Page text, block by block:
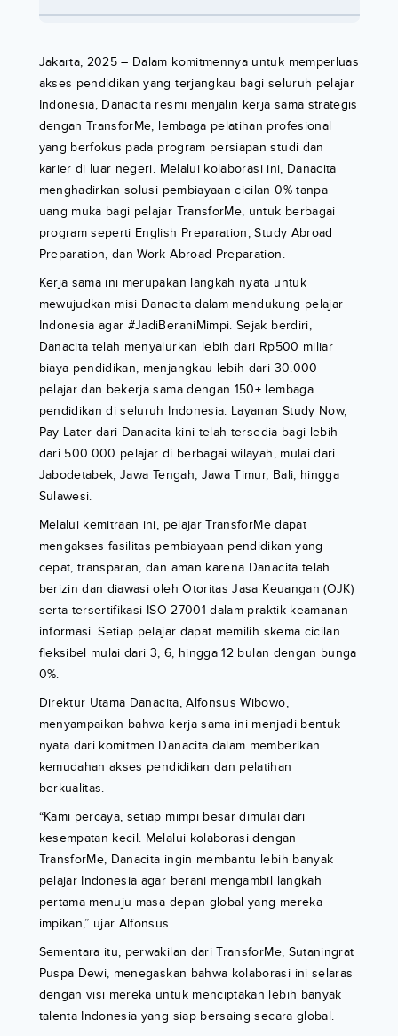
Jakarta, 2025 – Dalam komitmennya untuk memperluas
akses pendidikan yang terjangkau bagi seluruh pelajar
Indonesia, Danacita resmi menjalin kerja sama strategis
dengan TransforMe, lembaga pelatihan profesional
yang berfokus pada program persiapan studi dan
karier di luar negeri. Melalui kolaborasi ini, Danacita
menghadirkan solusi pembiayaan cicilan 0% tanpa
uang muka bagi pelajar TransforMe, untuk berbagai
program seperti English Preparation, Study Abroad
Preparation, dan Work Abroad Preparation.
Kerja sama ini merupakan langkah nyata untuk
mewujudkan misi Danacita dalam mendukung pelajar
Indonesia agar #JadiBeraniMimpi. Sejak berdiri,
Danacita telah menyalurkan lebih dari Rp500 miliar
biaya pendidikan, menjangkau lebih dari 30.000
pelajar dan bekerja sama dengan 150+ lembaga
pendidikan di seluruh Indonesia. Layanan Study Now,
Pay Later dari Danacita kini telah tersedia bagi lebih
dari 500.000 pelajar di berbagai wilayah, mulai dari
Jabodetabek, Jawa Tengah, Jawa Timur, Bali, hingga
Sulawesi.
Melalui kemitraan ini, pelajar TransforMe dapat
mengakses fasilitas pembiayaan pendidikan yang
cepat, transparan, dan aman karena Danacita telah
berizin dan diawasi oleh Otoritas Jasa Keuangan (OJK)
serta tersertifikasi ISO 27001 dalam praktik keamanan
informasi. Setiap pelajar dapat memilih skema cicilan
fleksibel mulai dari 3, 6, hingga 12 bulan dengan bunga
0%.
Direktur Utama Danacita, Alfonsus Wibowo,
menyampaikan bahwa kerja sama ini menjadi bentuk
nyata dari komitmen Danacita dalam memberikan
kemudahan akses pendidikan dan pelatihan
berkualitas.
“Kami percaya, setiap mimpi besar dimulai dari
kesempatan kecil. Melalui kolaborasi dengan
TransforMe, Danacita ingin membantu lebih banyak
pelajar Indonesia agar berani mengambil langkah
pertama menuju masa depan global yang mereka
impikan,” ujar Alfonsus.
Sementara itu, perwakilan dari TransforMe, Sutaningrat
Puspa Dewi, menegaskan bahwa kolaborasi ini selaras
dengan visi mereka untuk menciptakan lebih banyak
talenta Indonesia yang siap bersaing secara global.